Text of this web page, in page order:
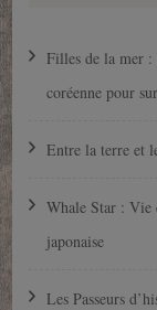
Filles de la mer :
coréenne pour
Entre la terre et
Whale Star : Vie
japonaise
Les Passeurs